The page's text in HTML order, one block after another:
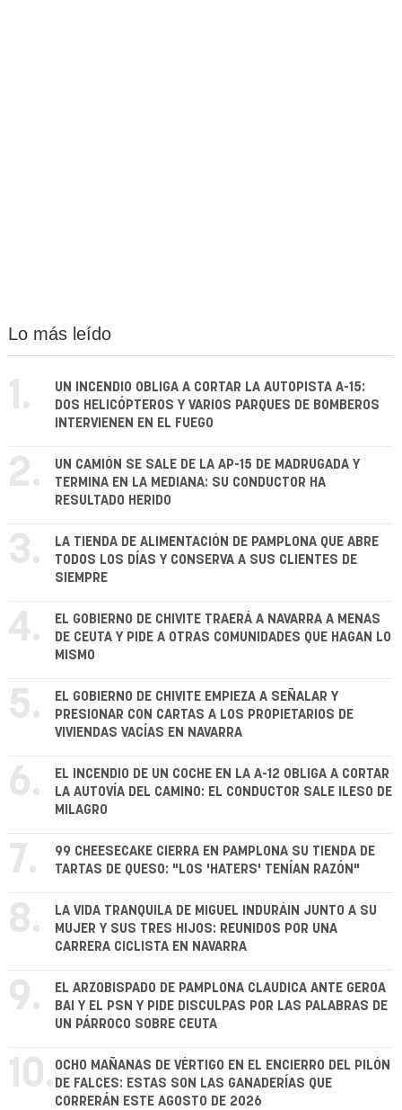
Lo más leído
1.
UN INCENDIO OBLIGA A CORTAR LA AUTOPISTA A-15:
DOS HELICÓPTEROS Y VARIOS PARQUES DE BOMBEROS
INTERVIENEN EN EL FUEGO
2.
UN CAMIÓN SE SALE DE LA AP-15 DE MADRUGADA Y
TERMINA EN LA MEDIANA: SU CONDUCTOR HA
RESULTADO HERIDO
3.
LA TIENDA DE ALIMENTACIÓN DE PAMPLONA QUE ABRE
TODOS LOS DÍAS Y CONSERVA A SUS CLIENTES DE
SIEMPRE
4.
EL GOBIERNO DE CHIVITE TRAERÁ A NAVARRA A MENAS
DE CEUTA Y PIDE A OTRAS COMUNIDADES QUE HAGAN LO
MISMO
5.
EL GOBIERNO DE CHIVITE EMPIEZA A SEÑALAR Y
PRESIONAR CON CARTAS A LOS PROPIETARIOS DE
VIVIENDAS VACÍAS EN NAVARRA
6.
EL INCENDIO DE UN COCHE EN LA A-12 OBLIGA A CORTAR
LA AUTOVÍA DEL CAMINO: EL CONDUCTOR SALE ILESO DE
MILAGRO
7.
99 CHEESECAKE CIERRA EN PAMPLONA SU TIENDA DE
TARTAS DE QUESO: "LOS 'HATERS' TENÍAN RAZÓN"
8.
LA VIDA TRANQUILA DE MIGUEL INDURÁIN JUNTO A SU
MUJER Y SUS TRES HIJOS: REUNIDOS POR UNA
CARRERA CICLISTA EN NAVARRA
9.
EL ARZOBISPADO DE PAMPLONA CLAUDICA ANTE GEROA
BAI Y EL PSN Y PIDE DISCULPAS POR LAS PALABRAS DE
UN PÁRROCO SOBRE CEUTA
10. OCHO MAÑANAS DE VÉRTIGO EN EL ENCIERRO DEL PILÓN
DE FALCES: ESTAS SON LAS GANADERÍAS QUE
CORRERÁN ESTE AGOSTO DE 2026